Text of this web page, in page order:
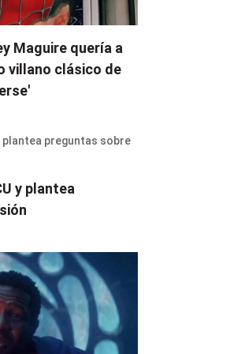
Maguire quería a
villano clásico de
y plantea